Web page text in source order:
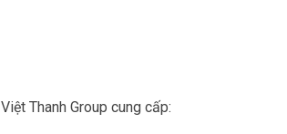
Thanh Group cung cấp: